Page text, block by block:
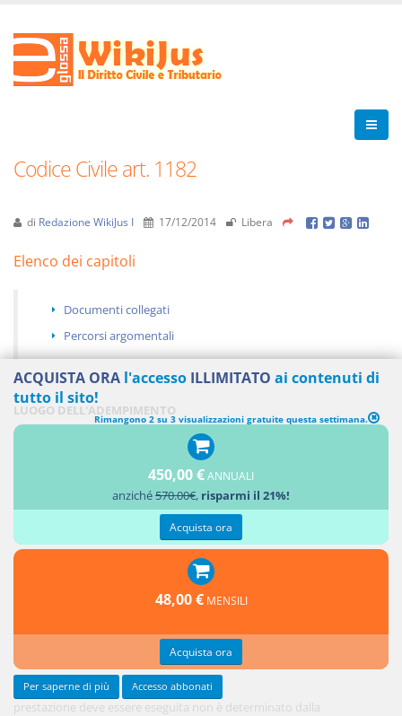
Codice Civile art. 1182
di Redazione WikiJus I 17/12/2014 Libera
Elenco dei capitoli
Documenti collegati
Percorsi argomentali
LUOGO DELL'ADEMPIMENTO
prestazione deve essere eseguita non è determinato dalla
ACQUISTA ORA l'accesso ILLIMITATO ai contenuti di
tutto il sito!
Rimangono 2 su 3 visualizzazioni gratuite questa settimana.
450,00 €ANNUALI
anziché570.00€, risparmi il 21%!
Acquista ora
48,00 € MENSILI
Acquista ora
Per saperne di più Accesso abbonati